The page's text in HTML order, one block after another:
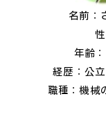
名前：
年齢
経歴：公
職種：機械